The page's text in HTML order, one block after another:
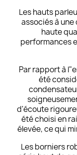
Les hauts
associés à
haute
performances
Par rapport à
été
d'écoute
été choisi en
élevée, ce qui
Les borniers